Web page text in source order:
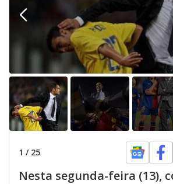
1 / 25
Nesta segunda-feira (13),